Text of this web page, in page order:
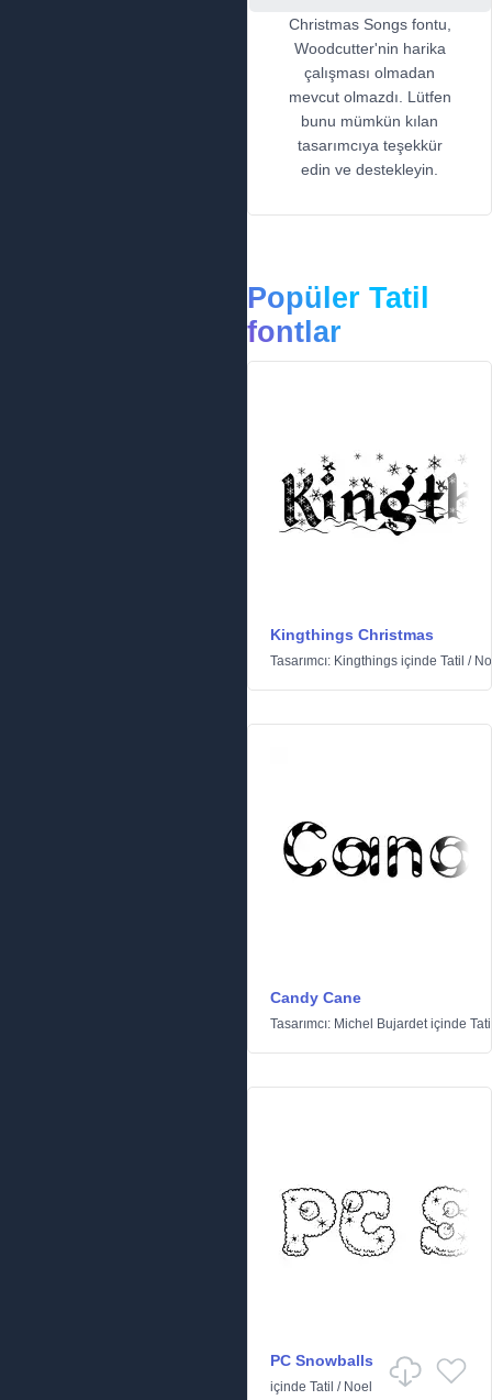
Christmas Songs fontu,
Woodcutter'nin harika
çalışması olmadan
mevcut olmazdı. Lütfen
bunu mümkün kılan
tasarımcıya teşekkür
edin ve destekleyin.
Popüler Tatil
fontlar
Kingthings Christmas
Tasarımcı: Kingthings içinde Tatil /
Candy Cane
Tasarımcı: Michel Bujardetiçinde
PC Snowballs
içinde Tatil / Noel